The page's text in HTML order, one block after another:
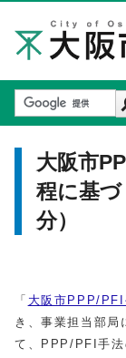
大阪市
程に基
分）
「 大阪市PPP/PFI
き、事業担当部局
て、PPP/PFI手法